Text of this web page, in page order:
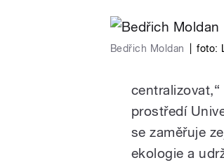
Bedřich Moldan foto:
prostředí
se zaměřuje
ekologie a